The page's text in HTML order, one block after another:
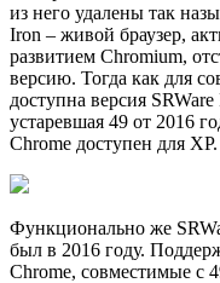
из него удалены так
Iron – живой браузер,
развитием Chromium,
версию. Тогда как для
доступна версия
устаревшая 49 от 2016
Chrome доступен для XP.
Функционально же
был в 2016 году.
Chrome, совместимые с